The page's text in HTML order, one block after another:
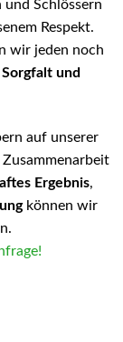
und Schlössern
Respekt.
wir jeden noch
Sorgfalt und
auf unserer
Ergebnis,
können wir